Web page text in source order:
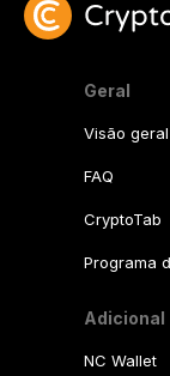
Geral
Visão geral
FAQ
CryptoTab
Programa
Adicional
NC Wallet